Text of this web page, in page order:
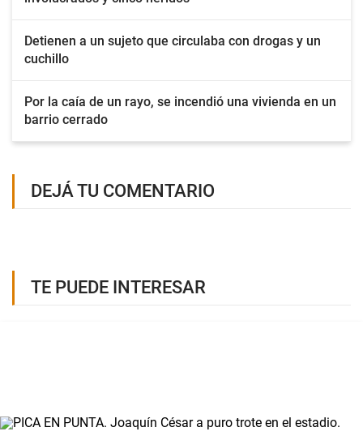
Detienen a un sujeto que circulaba con drogas y un
cuchillo
Por la caía de un rayo, se incendió una vivienda en un
barrio cerrado
DEJÁ TU COMENTARIO
TE PUEDE INTERESAR